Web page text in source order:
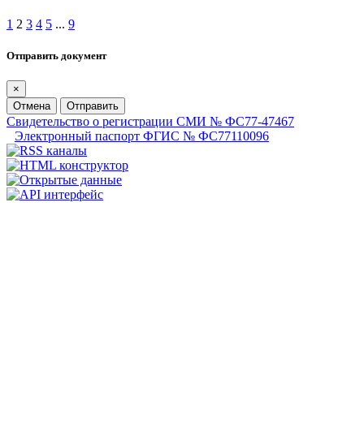
1 2 3 4 5 ... 9
Отправить документ
×
Отмена
Отправить
Свидетельство о регистрации СМИ № ФС77-47467
Электронный паспорт ФГИС № ФС77110096